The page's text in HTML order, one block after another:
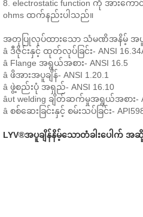
8. electrostatic function ကို အားက
ohms ထက်နည်းပါသည်။
အတုပြုလုပ်ထားသော သံမဏိအနိမ့် အပူ
â ဒီဇိုင်းနှင့် ထုတ်လုပ်ခြင်း- ANSI
â Flange အရွယ်အစား- ANSI 16.5
â ဖိအားအပူချိန်- ANSI 1.20.1
â ဖွဲ့စည်းပုံ အရှည်- ANSI 16.10
âυt welding ချိတ်ဆက်မှုအရွယ်အစား-
â စစ်ဆေးခြင်းနှင့် စမ်းသပ်ခြင်း-
LYV®အပူချိန်နိမ့်သောတံခါးပေါက်